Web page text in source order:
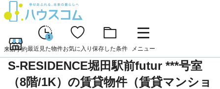
来店予約
1
最近見た物件お気に入り 保存した条件 メニュー
S-RESIDENCE堀田駅前futur ***号室
（8階/1K）の賃貸物件（賃貸マンショ